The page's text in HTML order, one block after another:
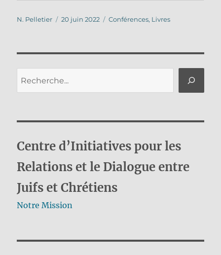
Auteur
N. Pelletier
Publié
20 juin 2022 Catégories
Conférences, Livres
Centre d’Initiatives pour les
Relations et le Dialogue entre
Juifs et Chrétiens
Notre Mission